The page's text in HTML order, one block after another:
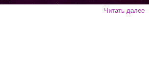
Читать далее